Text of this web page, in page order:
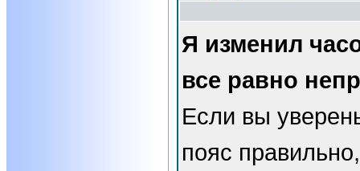
Я изменил
все равно
Если вы
пояс